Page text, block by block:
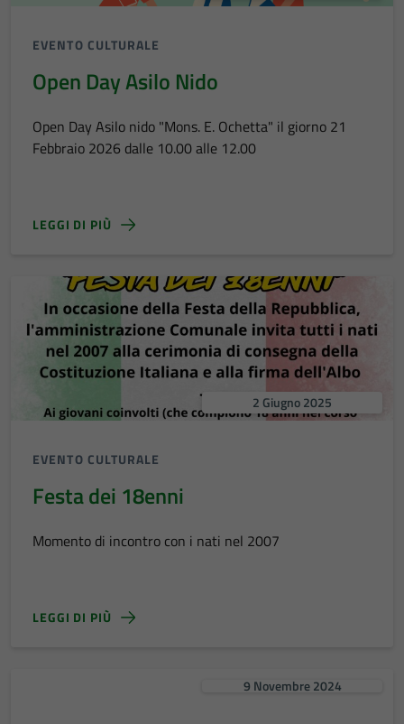
EVENTO CULTURALE
Open Day Asilo Nido
Open Day Asilo nido "Mons. E. Ochetta" il giorno 21
Febbraio 2026 dalle 10.00 alle 12.00
LEGGI DI PIÙ
2 Giugno 2025
EVENTO CULTURALE
Festa dei 18enni
Momento di incontro con i nati nel 2007
LEGGI DI PIÙ
9 Novembre 2024